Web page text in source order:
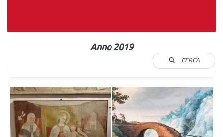
Anno 2019
CERCA